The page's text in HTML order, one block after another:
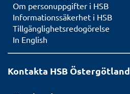
Om personuppgifter i HSB
Informationssäkerhet i HSB
Tillgänglighetsredogörelse
In English
Kontakta HSB Östergötland